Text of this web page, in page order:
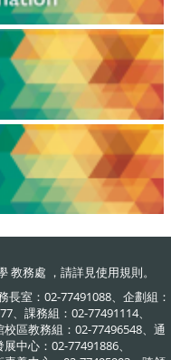
教務處 ，請詳見使用規則。
室：02-77491088、企劃組：
、課務組：02-77491114、
區教務組：02-77496548、通
中心：02-77491886、